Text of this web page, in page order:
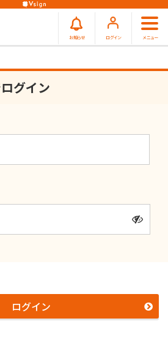
お知らせ ログイン メニュー
グイン
ログイン